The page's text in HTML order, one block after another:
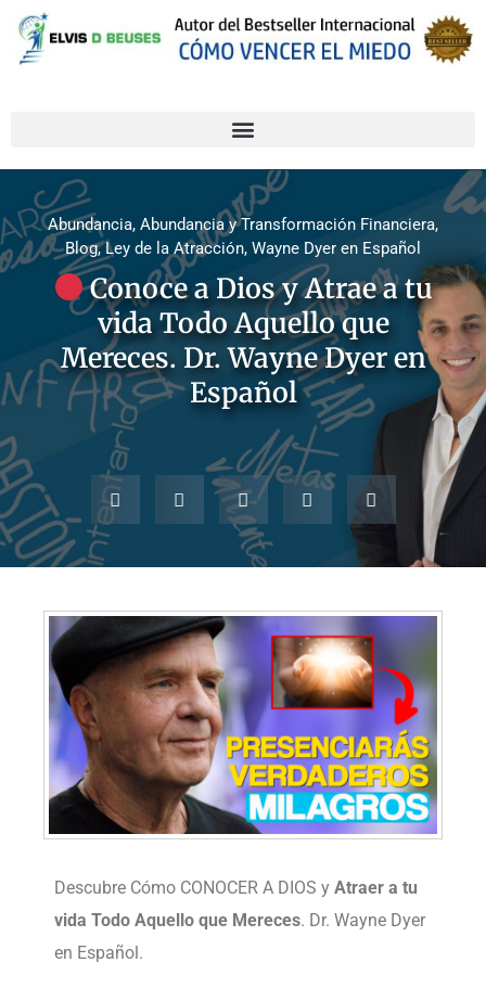
Abundancia, Abundancia y Transformación Financiera,
Blog,Ley de la Atracción, Wayne Dyer en Español
Conoce a Dios y Atrae a tu
vida Todo Aquello que
Mereces. Dr. Wayne Dyer en
Español
Descubre Cómo CONOCER A DIOS y Atraer a tu
vida Todo Aquello que Mereces. Dr. Wayne Dyer
en Español.